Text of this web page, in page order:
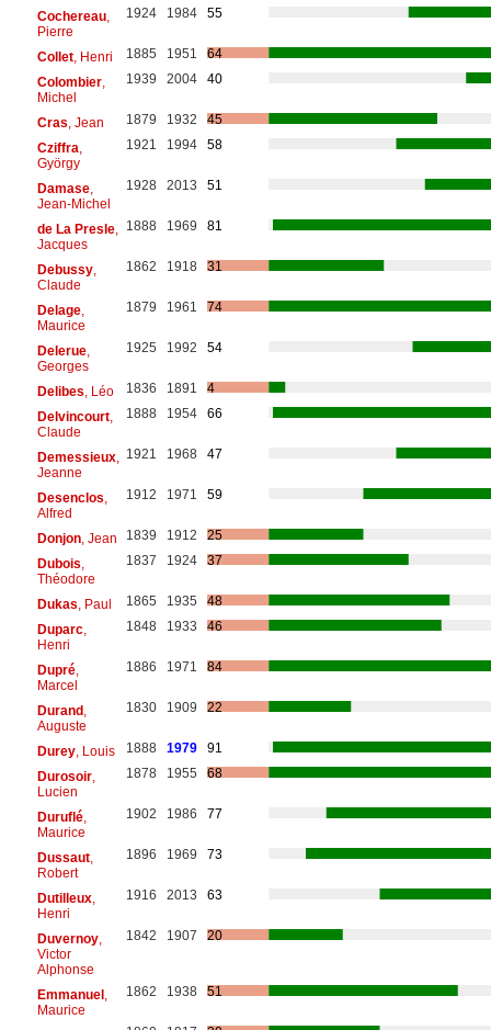
Cochereau,
Pierre
1924 1984 55
Collet, Henri 1885 1951
64
Colombier,
Michel
1939 2004 40
Cras , Jean 1879 1932
45
Cziffra
György
1921 1994 58
Damase,
Jean-Michel
1928 2013 51
de La Presle,
Jacques
1888 1969 81
Debussy,
Claude
1862 1918 31
Delage,
Maurice
1879 1961 74
Delerue,
Georges
1925 1992 54
Delibes , Léo 1836 1891
4
Delvincourt,
Claude
1888 1954 66
Demessieux,
Jeanne
1921 1968 47
Desenclos
Alfred
1912 1971 59
Donjon, Jean 1839 1912
25
Dubois
Théodore
1837 1924 37
Dukas , Paul 1865 1935
48
Duparc,
Henri
1848 1933 46
Dupré,
Marcel
1886 1971 84
Durand,
Auguste
1830 1909 22
Durey, Louis 1888 1979
91
Durosoir,
Lucien
1878 1955 68
Duruflé,
Maurice
1902 1986 77
Dussaut,
Robert
1896 1969 73
Dutilleux,
Henri
1916 2013 63
Duvernoy,
Victor
Alphonse
1842 1907 20
Emmanuel,
Maurice
1862 1938 51